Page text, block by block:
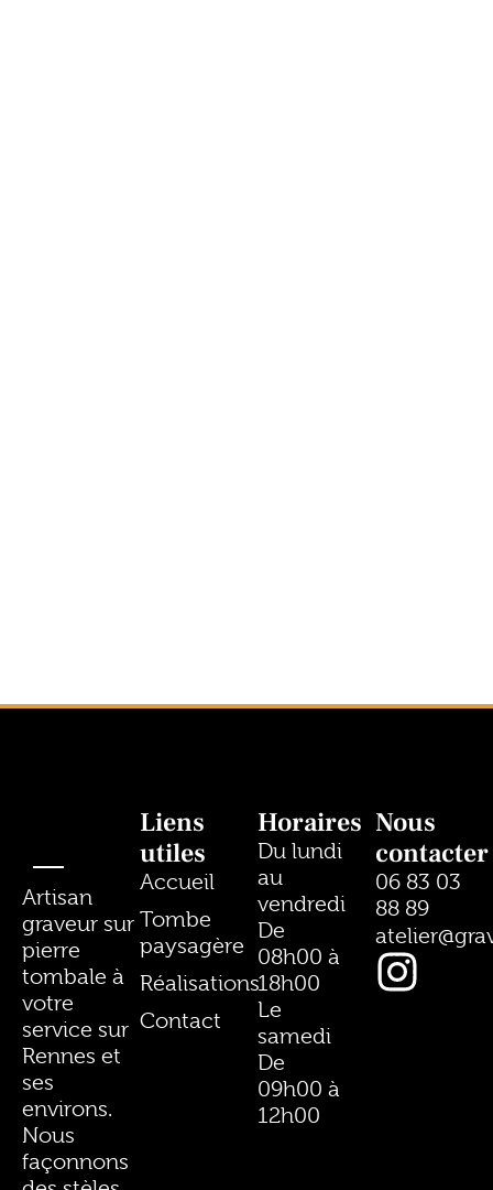
Artisan
graveur sur
pierre
tombale à
votre
service sur
Rennes et
ses
environs.
Nous
façonnons
Liens
utiles
Accueil
Tombe
paysagère
Réalisations
Contact
Horaires
Du lundi
au
vendredi
De
08h00 à
18h00
Le
samedi
De
09h00 à
12h00
Nous
contacter
06 83 03
88 89